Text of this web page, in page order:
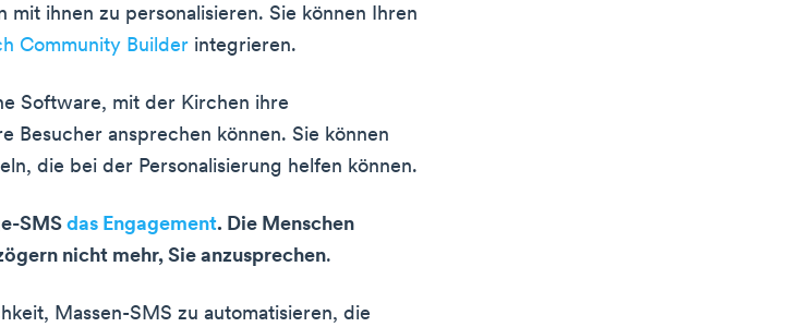
mit ihnen zu personalisieren. Sie können Ihren
Community Builder integrieren.
Software, mit der Kirchen ihre
Besucher ansprechen können. Sie können
die bei der Personalisierung helfen können.
SMS das Engagement. Die Menschen
nicht mehr, Sie anzusprechen.
Massen-SMS zu automatisieren, die